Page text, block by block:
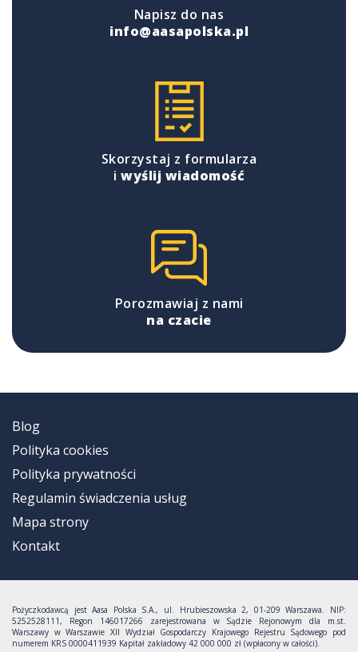
Napisz do nas
info@aasapolska.pl
Skorzystaj z formularza
i wyślij wiadomość
Porozmawiaj z nami
na czacie
Blog
Polityka cookies
Polityka prywatności
Regulamin świadczenia usług
Mapa strony
Kontakt
Pożyczkodawcą jest Aasa Polska S.A., ul. Hrubieszowska 2, 01-209 Warszawa. NIP:
5252528111, Regon 146017266 zarejestrowana w Sądzie Rejonowym dla m.st.
Warszawy w Warszawie XII Wydział Gospodarczy Krajowego Rejestru Sądowego pod
numerem KRS 0000411939 Kapitał zakładowy 42 000 000 zł (wpłacony w całości).